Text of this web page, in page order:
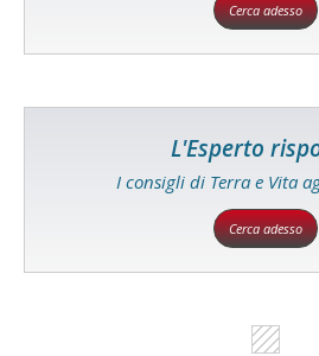
Cerca adesso
L'Esperto
I consigli di Terra e Vita
Cerca adesso